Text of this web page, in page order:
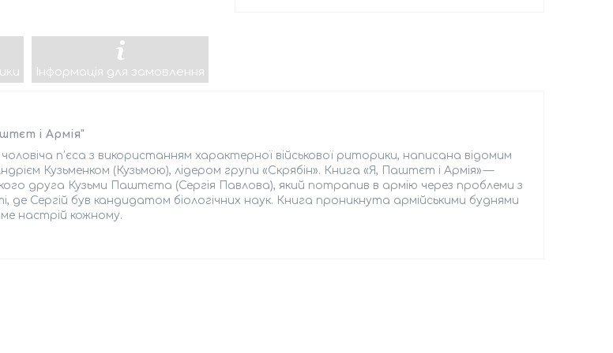
Інформація для замовлення
і Армія"
п’єса з використанням характерної військової риторики, написана відомим
Кузьменком (Кузьмою), лідером групи «Скрябін». Книга «Я, Паштєт і Армія» —
друга Кузьми Паштєта (Сергія Павлова), який потрапив в армію через проблеми з
де Сергій був кандидатом біологічних наук. Книга проникнута армійськими буднями
настрій кожному.